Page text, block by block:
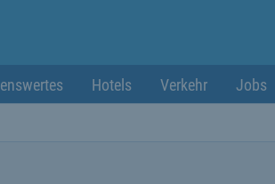
Hotels Verkehr Jobs